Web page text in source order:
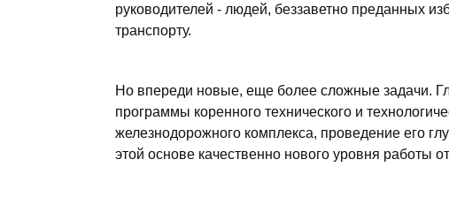
руководителей - людей, беззаветно преданных
транспорту.
Но впереди новые, еще более сложные задачи.
программы коренного технического и
железнодорожного комплекса, проведение его
этой основе качественно нового уровня работы